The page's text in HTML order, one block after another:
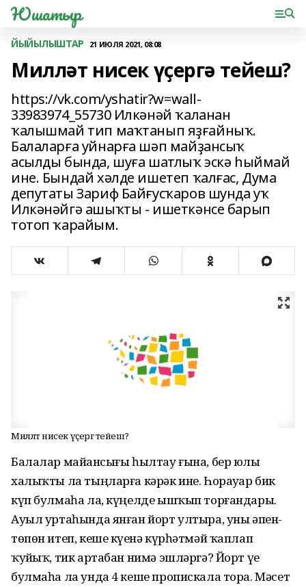
Юшатыр
ЙЫЙЫЛЫШТАР 21 ИЮЛЯ 2021, 08:08
Милләт нисек үҫергә тейеш?
https://vk.com/yshatir?w=wall-
33983974_55730 Илкәнәй ҡаланан
ҡалышмай тип маҡтанып яҙғайныҡ.
Балаларға уйнарға шәп майҙансыҡ
асылды бында, шуға шатлыҡ эскә һыймай
ине. Бындай хәлде ишетеп ҡалғас, Дума
депутаты Зариф Байғусҡаров шунда уҡ
Илкәнәйгә ашыҡты - ишеткәнсе барып
тотоп ҡарайым.
Милләт нисек үҫергә тейеш?
Балалар майҙансығы һылтау ғына, бер юлы
халыҡты ла тыңларға кәрәк ине. Һорауҙар бик
күп булмаһа ла, күңелде ышҡып торғандары.
Ауыл уртаһында янған йорт ултыра, уны әпен-
төпөн итеп, кеше күҙенә күрһәтмәй ҡаплап
ҡуйҙыҡ, тик артабан нимә эшләргә? Йорт үҙе
булмаһа ла унда 4 кеше пропискала тора. Мәсет